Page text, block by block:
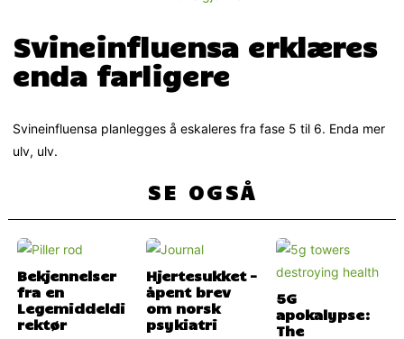
Svineinfluensa erklæres
enda farligere
Svineinfluensa planlegges å eskaleres fra fase 5 til 6. Enda mer
ulv, ulv.
SE OGSÅ
Bekjennelser
fra en
Legemiddeldi
rektør
Hjertesukket –
åpent brev
om norsk
psykiatri
5G
apokalypse:
The